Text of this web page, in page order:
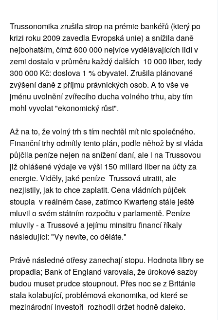
Trussonomika zrušila strop na prémie bankéřů (který po
krizi roku 2009 zavedla Evropská unie) a snížila daně
nejbohatším, čímž 600 000 nejvíce vydělávajících lidí v
zemi dostalo v průměru každý dalších 10 000 liber, tedy
300 000 Kč: doslova 1 % obyvatel. Zrušila plánované
zvýšení daně z příjmu právnických osob. A to vše ve
jménu uvolnění zvířecího ducha volného trhu, aby tím
mohl vyvolat "ekonomický růst".
Až na to, že volný trh s tím nechtěl mít nic společného.
Finanční trhy odmítly tento plán, podle něhož by si vláda
půjčila peníze nejen na snížení daní, ale i na Trussovou
již ohlášené výdaje ve výši 150 miliard liber na účty za
energie. Viděly, jaké peníze Trussová utratit, ale
nezjistily, jak to chce zaplatit. Cena vládních půjček
stoupla v reálném čase, zatímco Kwarteng stále ještě
mluvil o svém státním rozpočtu v parlamentě. Peníze
mluvily - a Trussové a jejímu minsitru financí říkaly
následující: "Vy nevíte, co děláte."
Právě následné otřesy zanechají stopu. Hodnota libry se
propadla; Bank of England varovala, že úrokové sazby
budou muset prudce stoupnout. Přes noc se z Británie
stala kolabující, problémová ekonomika, od které se
mezinárodní investoři rozhodli držet hodně daleko.